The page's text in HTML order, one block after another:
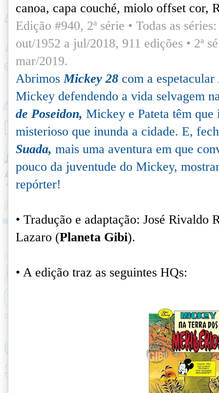
canoa, capa couché, miolo offset cor,
Edição #940, 2ª série • Todas as
out/1952 a jul/2018, 911 edições • 2ª
mar/2019.
Abrimos Mickey 28 com a espetacular
Mickey defendendo a vida selvagem
de Poseidon, Mickey e Pateta têm
misterioso que inunda a cidade. E,
Suada, mais uma aventura em que
pouco da juventude do Mickey,
repórter!
• Tradução e adaptação: José Rivaldo
Lazaro (Planeta Gibi).
• A edição traz as seguintes HQs: